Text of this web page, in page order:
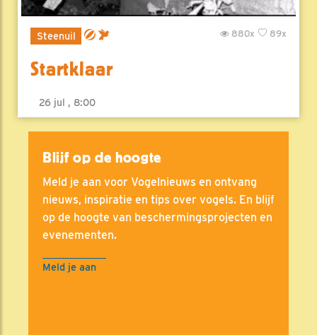
Steenuil 89x
880x
Startklaar
26 jul , 8:00
Blijf op de hoogte
Meld je aan voor Vogelnieuws en ontvang
nieuws, inspiratie en tips over vogels. En blijf
op de hoogte van beschermingsprojecten en
evenementen.
Meld je aan